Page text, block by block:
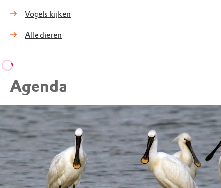
Vogels kijken
Alle dieren
Agenda